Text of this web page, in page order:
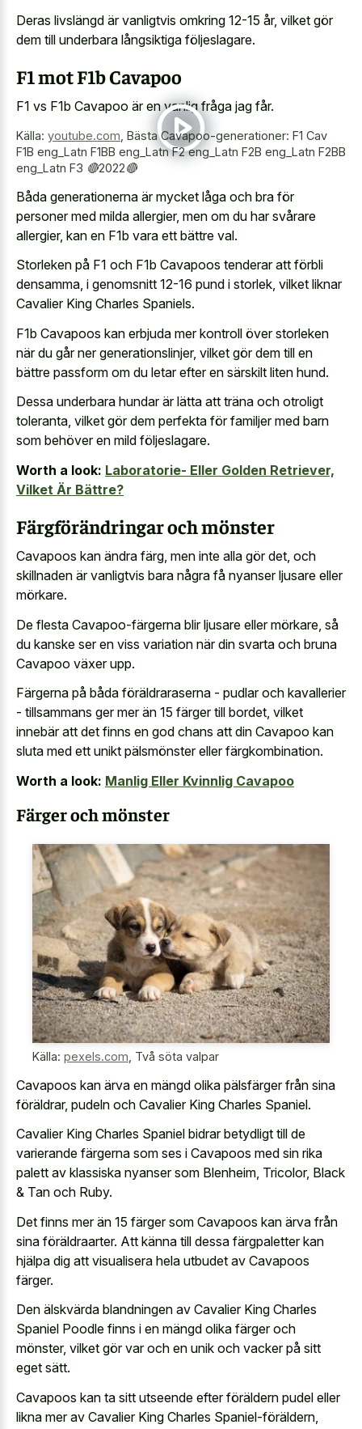
Deras livslängd är vanligtvis omkring 12-15 år, vilket gör
dem till underbara långsiktiga följeslagare.
F1 mot F1b Cavapoo
F1 vs F1b Cavapoo är en vanlig fråga jag får.
Källa: youtube.com Bästa Cavapoo-generationer: F1 Cav
F1B eng_Latn F1BB eng_Latn F2 eng_Latn F2B eng_Latn F2BB
eng_Latn F3 🔴2022🔴
Båda generationerna är mycket låga och bra för
personer med milda allergier, men om du har svårare
allergier, kan en F1b vara ett bättre val.
Storleken på F1 och F1b Cavapoos tenderar att förbli
densamma, i genomsnitt 12-16 pund i storlek, vilket liknar
Cavalier King Charles Spaniels.
F1b Cavapoos kan erbjuda mer kontroll över storleken
när du går ner generationslinjer, vilket gör dem till en
bättre passform om du letar efter en särskilt liten hund.
Dessa underbara hundar är lätta att träna och otroligt
toleranta, vilket gör dem perfekta för familjer med barn
som behöver en mild följeslagare.
Worth a look: Laboratorie- Eller Golden Retriever,
Vilket Är Bättre?
Färgförändringar och mönster
Cavapoos kan ändra färg, men inte alla gör det, och
skillnaden är vanligtvis bara några få nyanser ljusare eller
mörkare.
De flesta Cavapoo-färgerna blir ljusare eller mörkare, så
du kanske ser en viss variation när din svarta och bruna
Cavapoo växer upp.
Färgerna på båda föräldraraserna - pudlar och kavallerier
- tillsammans ger mer än 15 färger till bordet, vilket
innebär att det finns en god chans att din Cavapoo kan
sluta med ett unikt pälsmönster eller färgkombination.
Worth a look: Manlig Eller Kvinnlig Cavapoo
Färger och mönster
Källa: pexels.com, Två söta valpar
Cavapoos kan ärva en mängd olika pälsfärger från sina
föräldrar, pudeln och Cavalier King Charles Spaniel.
Cavalier King Charles Spaniel bidrar betydligt till de
varierande färgerna som ses i Cavapoos med sin rika
palett av klassiska nyansersom Blenheim, Tricolor, Black
& Tan och Ruby.
Det finns mer än 15 färger som Cavapoos kan ärva från
sina föräldraarter. Att känna till dessa färgpaletter kan
hjälpa dig att visualisera hela utbudet av Cavapoos
färger.
Den älskvärda blandningen av Cavalier King Charles
Spaniel Poodle finns i en mängd olika färger och
mönster, vilket gör var och en unik och vacker på sitt
eget sätt.
Cavapoos kan ta sitt utseende efter föräldern pudel eller
likna mer av Cavalier King Charles Spaniel-föräldern,